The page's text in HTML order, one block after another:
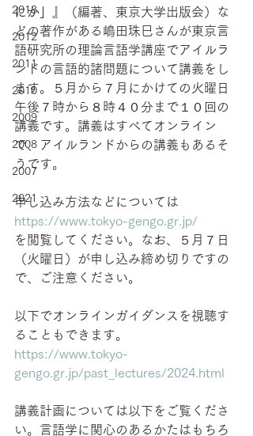
2013
2012
2011
2010
2009
2008
2007
2021
にか」
』（編著、東京大学出版会）な
どの著作がある嶋田珠巳さんが東京言
語研究所の理論言語学講座でアイルラ
ンドの言語的諸問題について講義をし
ます。５月から７月にかけての火曜日
午後７時から８時４０分まで１０回の
講義です。講義はすべてオンライン
で、アイルランドからの講義もあるそ
うです。
申し込み方法などについては
https://www.tokyo-gengo.gr.jp/
を閲覧してください。なお、５月７日
（火曜日）が申し込み締め切りですの
で、ご注意ください。
以下でオンラインガイダンスを視聴す
ることもできます。
https://www.tokyo-
gengo.gr.jp/past_lectures/2024.html
講義計画については以下をご覧くださ
い。言語学に関心のあるかたはもちろ